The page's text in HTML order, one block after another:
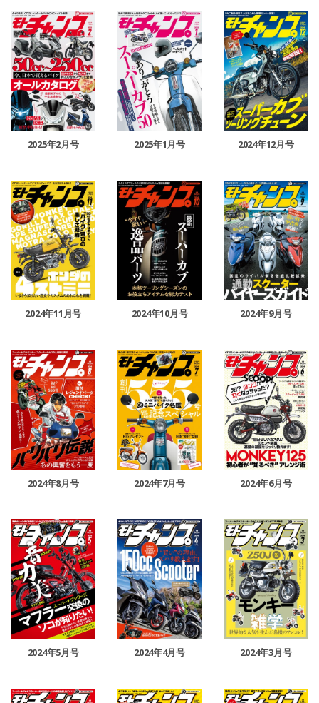
2025年2月号 2025年1月号 2024年12月号
2024年11月号 2024年10月号 2024年9月号
2024年8月号 2024年7月号 2024年6月号
2024年5月号 2024年4月号 2024年3月号